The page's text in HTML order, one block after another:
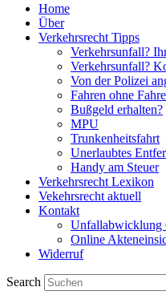
Home
Über
Verkehrsrecht Tipps
Verkehrsunfall?
Verkehrsunfall?
Von der Polizei
Fahren ohne
Bußgeld erhalten?
MPU
Trunkenheitsfahrt
Unerlaubtes
Handy am Steuer
Verkehrsrecht Lexikon
Vekehrsrecht aktuell
Kontakt
Unfallabwicklung
Online
Widerruf
Search